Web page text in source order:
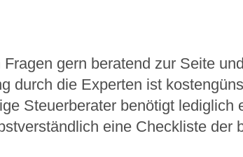
gern beratend zur Seite
durch die Experten ist
Steuerberater benötigt
eine Checkliste